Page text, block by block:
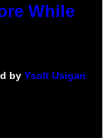
While
by Ysolt Usigan